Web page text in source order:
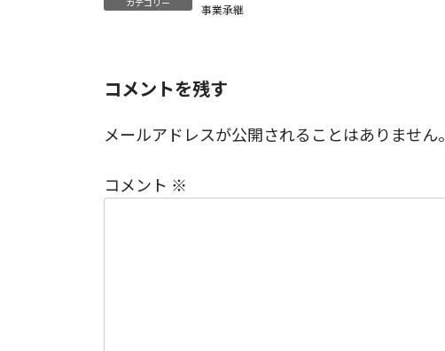
事業承継
コメントを残す
メールアドレスが公開されることはありません。
コメント ※